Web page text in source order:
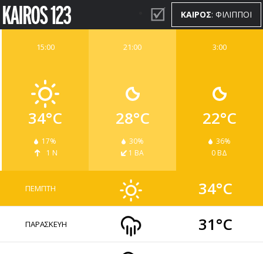
ΚΑΙΡΟΣ: ΦΙΛΙΠΠΟΙ
3:00
22°C
36%
0 ΒΔ
21:00
28°C
30%
1 ΒΑ
15:00
34°C
17%
1 Ν
ΠΕΜΠΤΗ 34°C
ΠΑΡΑΣΚΕΥΗ 31°C